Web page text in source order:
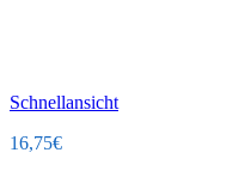
Schnellansicht
16,75€